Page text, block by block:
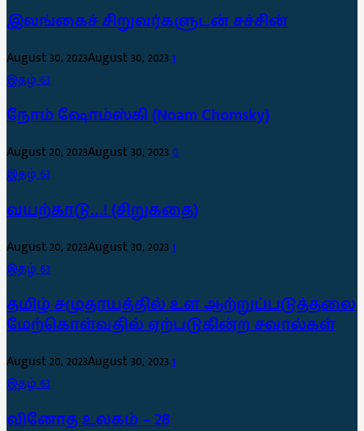
இலங்கைச் சிறுவர்களுடன் சச்சின்
August 30, 2023August 30, 20231
இதழ் 63
நோம் ஷோம்ஸ்கி (Noam Chomsky)
August 20, 2023August 30, 20230
இதழ் 63
வயற்காடு…! (சிறுகதை)
August 20, 2023August 30, 20231
இதழ் 63
தமிழ் சமுதாயத்தில் உள ஆற்றுப்படுத்தலை
மேற்கொள்வதில் ஏற்படுகின்ற சவால்கள்
August 20, 2023August 30, 20231
இதழ் 63
வினோத உலகம் – 28